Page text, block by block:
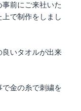
前にご来社いた
で制作をしまし
いタオルが出来
金の糸で刺繍を